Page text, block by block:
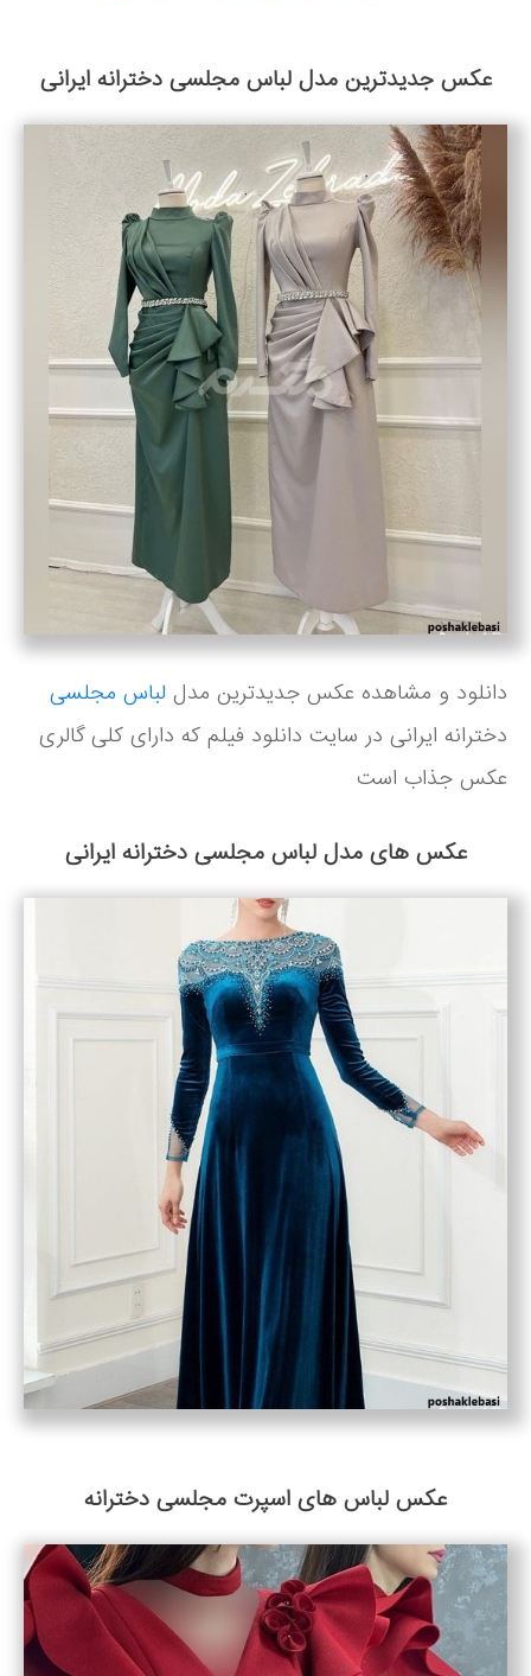
عکس جدیدترین مدل لباس مجلسی دخترانه ایرانی
دانلود و مشاهده عکس جدیدترین مدل لباس مجلسی
دخترانه ایرانی در سایت دانلود فیلم که دارای کلی گالری
عکس جذاب است
عکس های مدل لباس مجلسی دخترانه ایرانی
عکس لباس های اسپرت مجلسی دخترانه